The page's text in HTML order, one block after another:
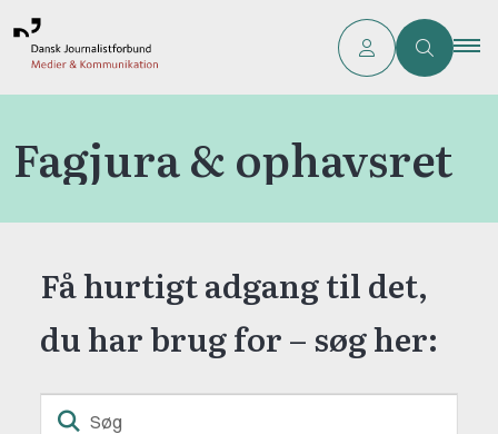
Fagjura & ophavsret
Få hurtigt adgang til det,
du har brug for – søg her: